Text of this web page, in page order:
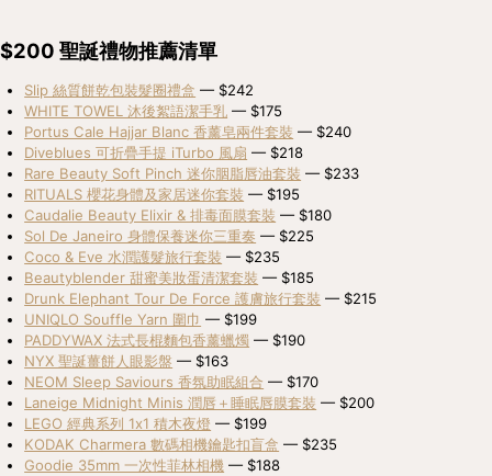
$200 聖誕禮物推薦清單
Slip 絲質餅乾包裝髮圈禮盒 — $242
WHITE TOWEL 沐後絮語潔手乳 — $175
Portus Cale Hajjar Blanc 香薰皂兩件套裝 — $240
Diveblues 可折疊手提 iTurbo 風扇 — $218
Rare Beauty Soft Pinch 迷你胭脂唇油套裝 — $233
RITUALS 櫻花身體及家居迷你套裝 — $195
Caudalie Beauty Elixir & 排毒面膜套裝 — $180
Sol De Janeiro 身體保養迷你三重奏 — $225
Coco & Eve 水潤護髮旅行套裝 — $235
Beautyblender 甜蜜美妝蛋清潔套裝 — $185
Drunk Elephant Tour De Force 護膚旅行套裝 — $215
UNIQLO Souffle Yarn 圍巾 — $199
PADDYWAX 法式長棍麵包香薰蠟燭 — $190
NYX 聖誕薑餅人眼影盤 — $163
NEOM Sleep Saviours 香氛助眠組合 — $170
Laneige Midnight Minis 潤唇＋睡眠唇膜套裝 — $200
LEGO 經典系列 1x1 積木夜燈 — $199
KODAK Charmera 數碼相機鑰匙扣盲盒 — $235
Goodie 35mm 一次性菲林相機 — $188